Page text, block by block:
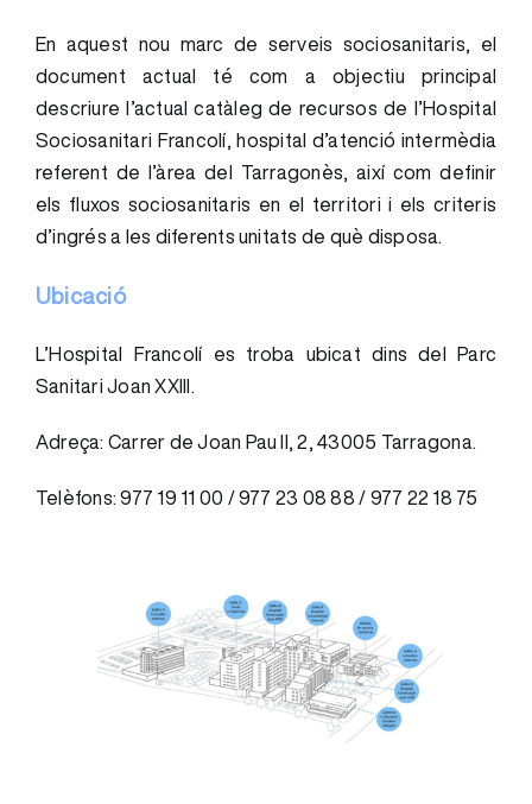
En aquest nou marc de serveis sociosanitaris, el
document actual té com a objectiu principal
descriure l’actual catàleg de recursos de l’Hospital
Sociosanitari Francolí, hospital d’atenció intermèdia
referent de l’àrea del Tarragonès, així com definir
els fluxos sociosanitaris en el territori i els criteris
d’ingrés a les diferents unitats de què disposa.
Ubicació
L’Hospital Francolí es troba ubicat dins del Parc
Sanitari Joan XXIII.
Adreça: Carrer de Joan Pau II, 2, 43005 Tarragona.
Telèfons: 977 19 11 00 / 977 23 08 88 / 977 22 18 75